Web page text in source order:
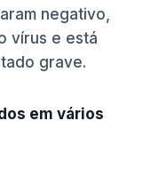
negativo,
vírus e está
grave.
em vários